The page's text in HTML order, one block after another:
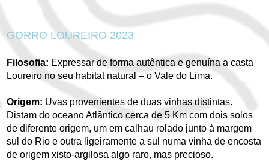
GORRO LOUREIRO 2023
Filosofia: Expressar de forma autêntica e genuína a casta
Loureiro no seu habitat natural – o Vale do Lima.
Origem: Uvas provenientes de duas vinhas distintas.
Distam do oceano Atlântico cerca de 5 Km com dois solos
de diferente origem, um em calhau rolado junto à margem
sul do Rio e outra ligeiramente a sul numa vinha de encosta
de origem xisto-argilosa algo raro, mas precioso.